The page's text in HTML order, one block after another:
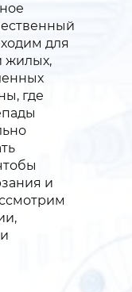
для
жилых,
где
и